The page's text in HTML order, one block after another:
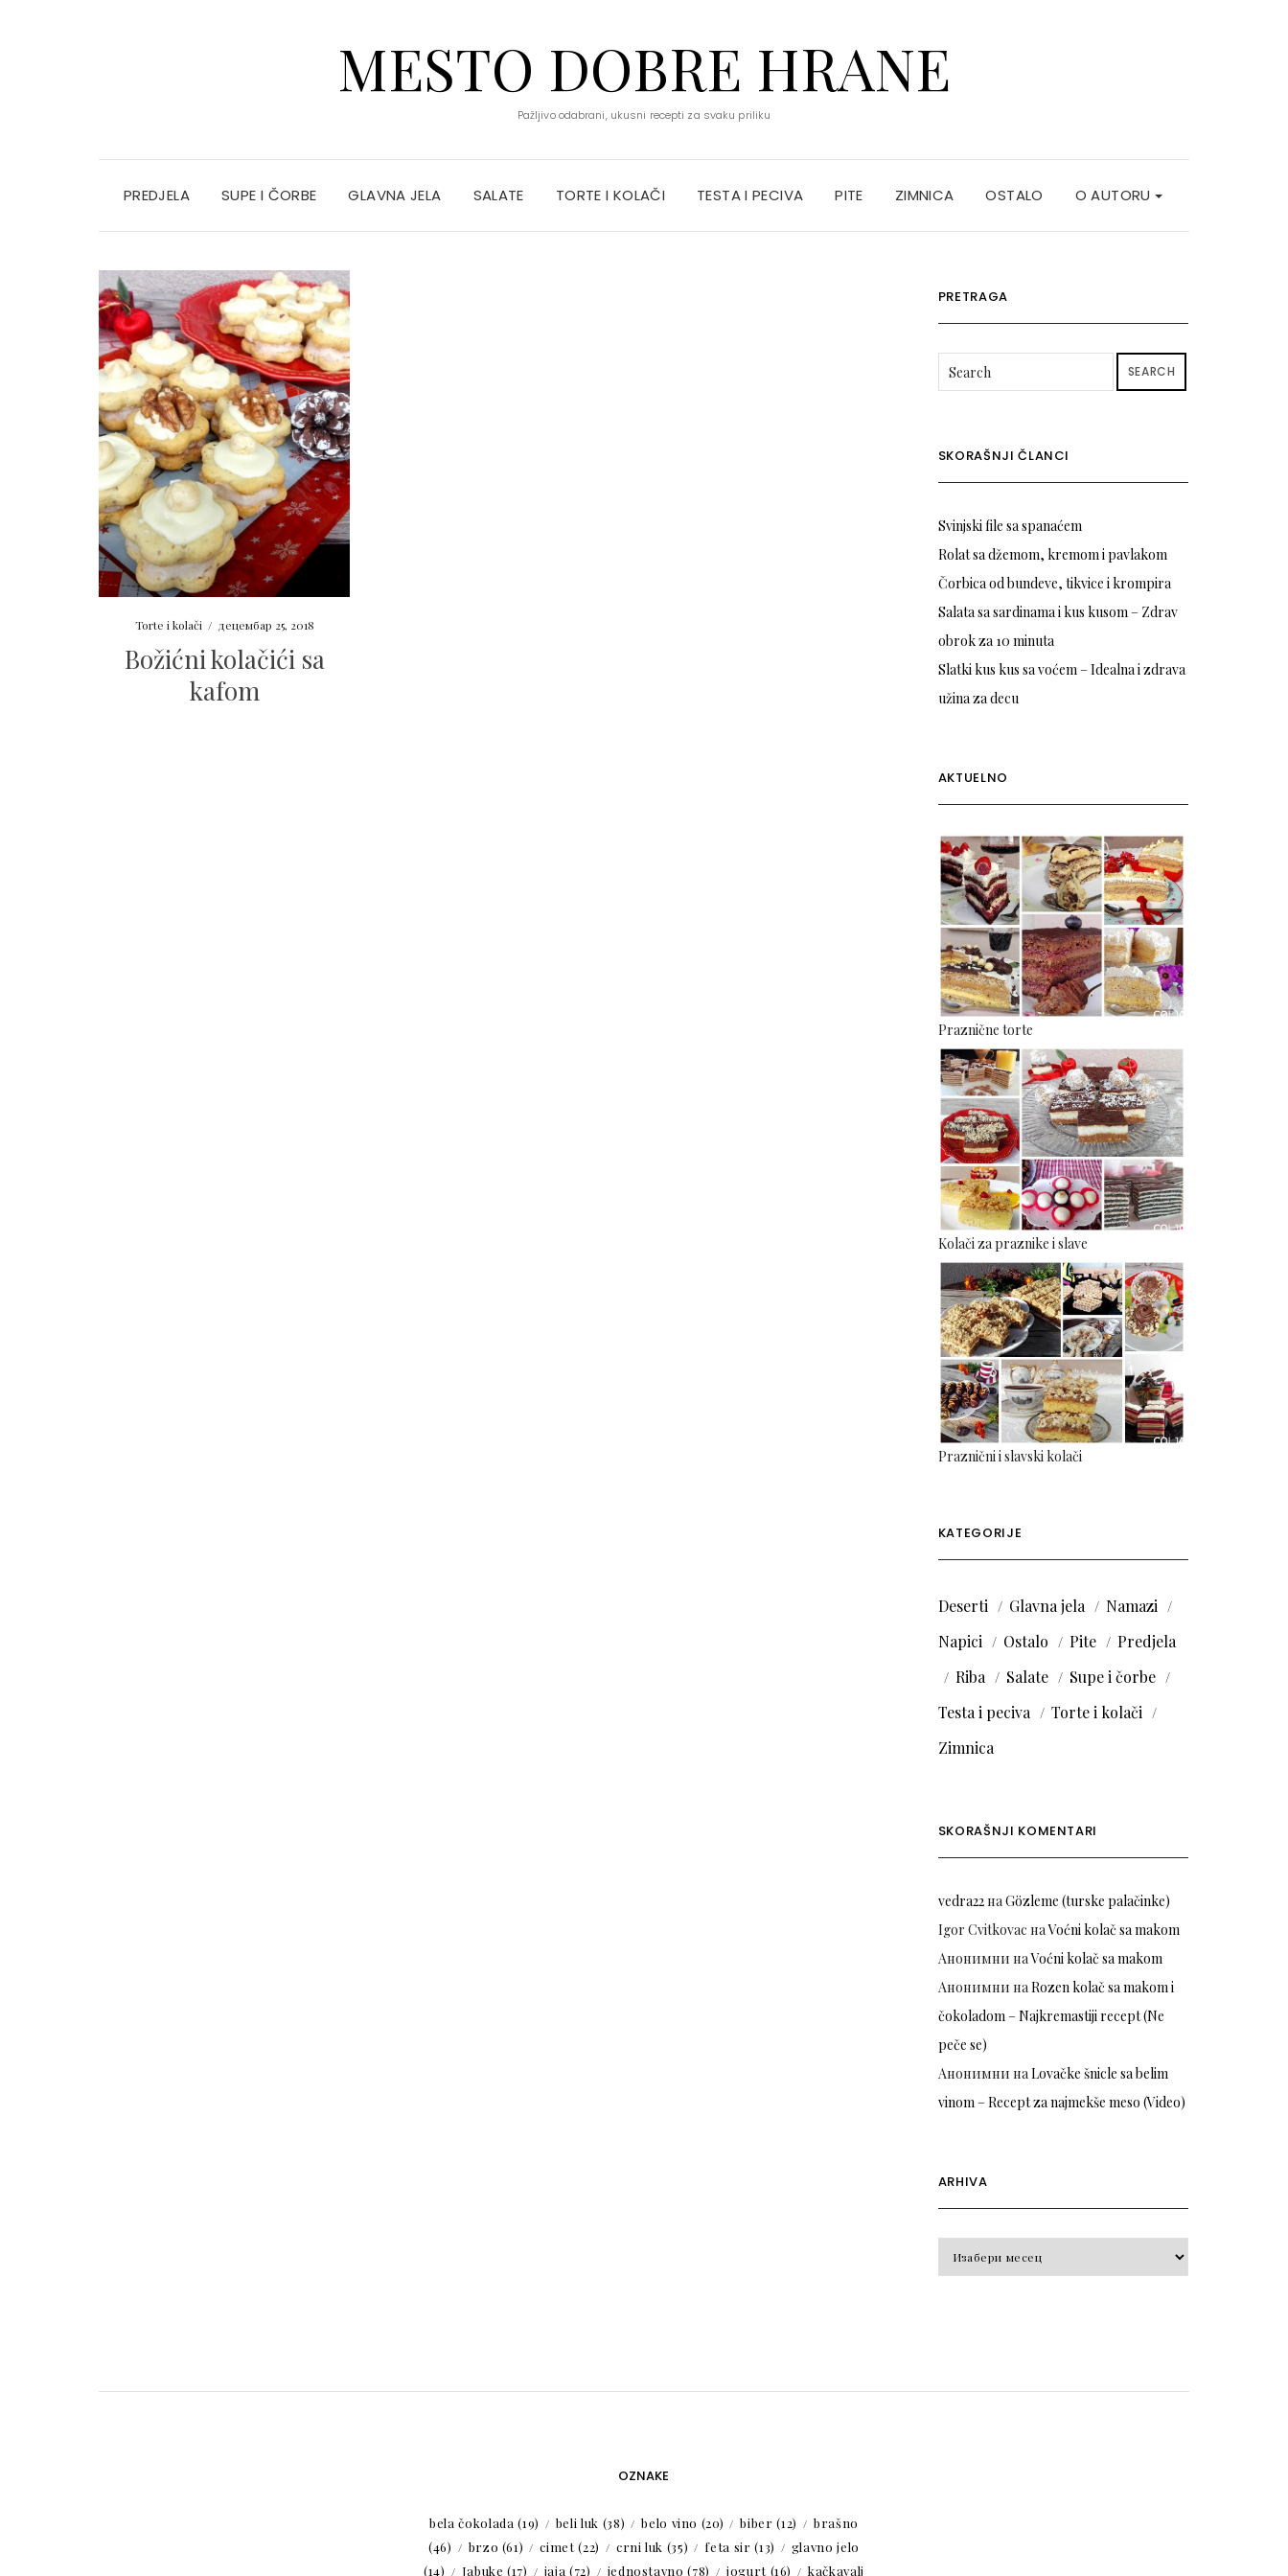
MESTO DOBRE HRANE
Pažljivo odabrani, ukusni recepti za svaku priliku
PREDJELA SUPE I ČORBE GLAVNA JELA SALATE TORTE I KOLAČI TESTA I PECIVA PITE ZIMNICA OSTALO O AUTORU
Torte i kolači / децембар 25, 2018
Božićni kolačići sa
kafom
PRETRAGA
SEARCH
SKORAŠNJI ČLANCI
Svinjski file sa spanaćem
Rolat sa džemom, kremom i pavlakom
Čorbica od bundeve, tikvice i krompira
Salata sa sardinama i kus kusom – Zdrav
obrok za 10 minuta
Slatki kus kus sa voćem – Idealna i zdrava
užina za decu
AKTUELNO
Praznične torte
Kolači za praznike i slave
Praznični i slavski kolači
KATEGORIJE
Deserti Glavna jela
Namazi
Napici
Ostalo Pite
Predjela
Riba
Salate
Supe i čorbe
Testa i peciva
Torte i kolači
Zimnica
SKORAŠNJI KOMENTARI
vedra22наGözleme (turske palačinke)
Igor Cvitkovac наVoćni kolač sa makom
Анонимни наVoćni kolač sa makom
Анонимни наRozen kolač sa makom i
čokoladom – Najkremastiji recept (Ne
peče se)
Анонимни наLovačke šnicle sa belim
vinom – Recept za najmekše meso (Video)
ARHIVA
OZNAKE
bela čokolada (19) beli luk (38) belo vino (20) biber (12)
brašno
(46)
brzo (61) cimet(22) crni luk (35) feta sir (13)
glavno jelo
(14)
Jabuke (17) jaja (72) jednostavno (78) jogurt(16) kačkavalj